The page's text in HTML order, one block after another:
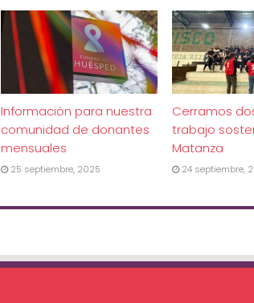
Información para nuestra
comunidad de donantes
mensuales
25 septiembre, 2025
Cerramos
trabajo
Matanza
24 septiembre,